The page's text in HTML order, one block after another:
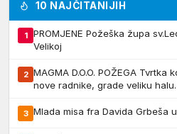
10 NAJČITANIJIH
1
PROMJENE Požeška župa
Velikoj
2 MAGMA D.O.O. POŽEGA
nove radnike, grade veliku
3 Mlada misa fra Davida Grbeša